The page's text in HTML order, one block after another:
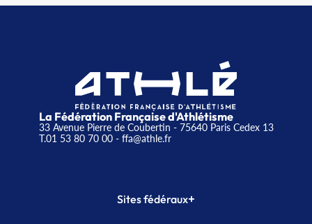
La Fédération Française d'Athlétisme
33 Avenue Pierre de Coubertin - 75640 Paris Cedex 13
T.01 53 80 70 00- ffa@athle.fr
Sites fédéraux+